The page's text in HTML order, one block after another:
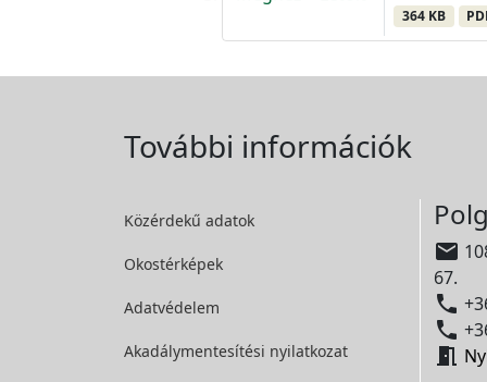
364 KB
További információk
Közérdekű adatok
Okostérképek
Adatvédelem
Akadálymentesítési nyilatkozat

67.


